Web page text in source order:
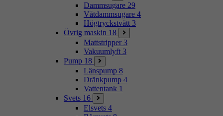
Dammsugare 29
Våtdammsugare 4
Högtryckstvätt 3
Övrig maskin 18
Mattstripper 3
Vakuumlyft 3
Pump 18
Länspump 8
Dränkpump 4
Vattentank 1
Svets 16
Elsvets 4